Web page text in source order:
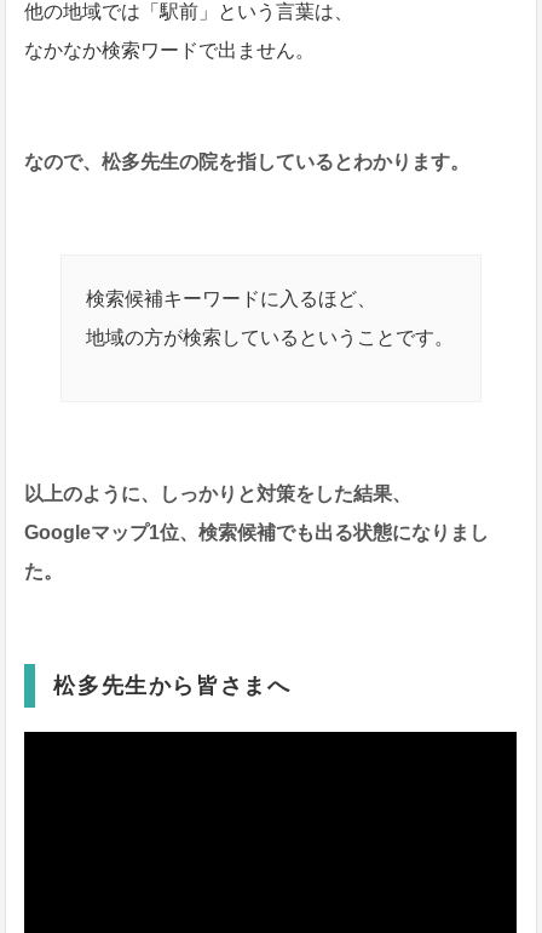
他の地域では「駅前」という言葉は、
なかなか検索ワードで出ません。
なので、松多先生の院を指しているとわかります。
検索候補キーワードに入るほど、
地域の方が検索しているということです。
以上のように、しっかりと対策をした結果、
Googleマップ1位、検索候補でも出る状態になりまし
た。
松多先生から皆さまへ